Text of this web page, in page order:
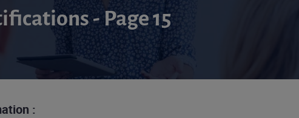
- Page 15
: